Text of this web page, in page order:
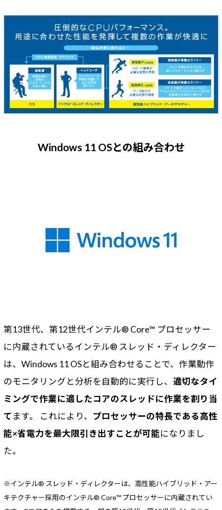
Windows 11 OSとの組み合わせ
第13世代、第12世代インテル® Core™ プロセッサー
に内蔵されているインテル® スレッド・ディレクター
は、Windows 11 OSと組み合わせることで、作業動作
のモニタリングと分析を自動的に実行し、 適切なタイ
ミングで作業に適したコアのスレッドに作業を割り当
て ます。 これにより、 プロセッサーの特長である高性
能×省電力を最大限引き出すことが可能になりまし
た。
※インテル® スレッド・ディレクターは、高性能ハイブリッド・アー
キテクチャー採用のインテル® Core™ プロセッサーに内蔵されてい